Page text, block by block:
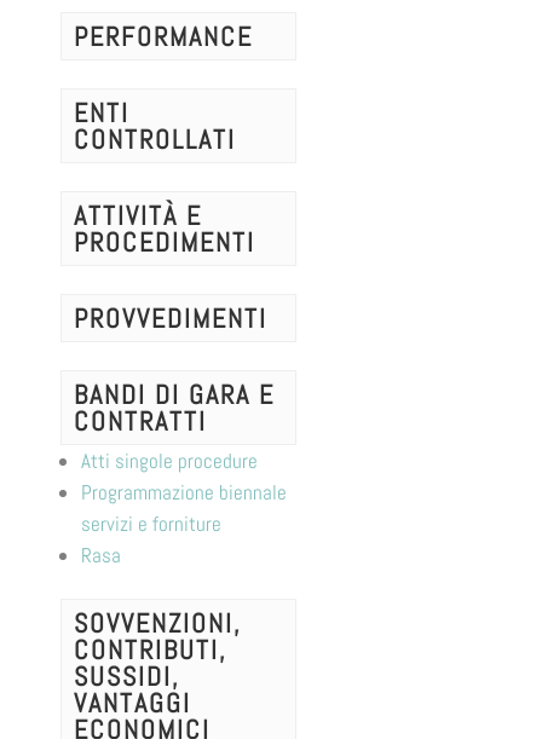
PERFORMANCE
ENTI
CONTROLLATI
ATTIVITÀ E
PROCEDIMENTI
PROVVEDIMENTI
BANDI DI GARA E
CONTRATTI
Atti singole procedure
Programmazione biennale
servizi e forniture
Rasa
SOVVENZIONI,
CONTRIBUTI,
SUSSIDI,
VANTAGGI
ECONOMICI